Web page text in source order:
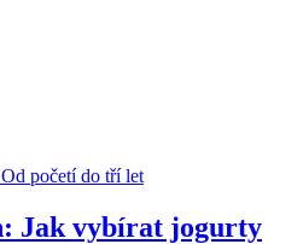
Od početí do tří let
Jak vybírat jogurty